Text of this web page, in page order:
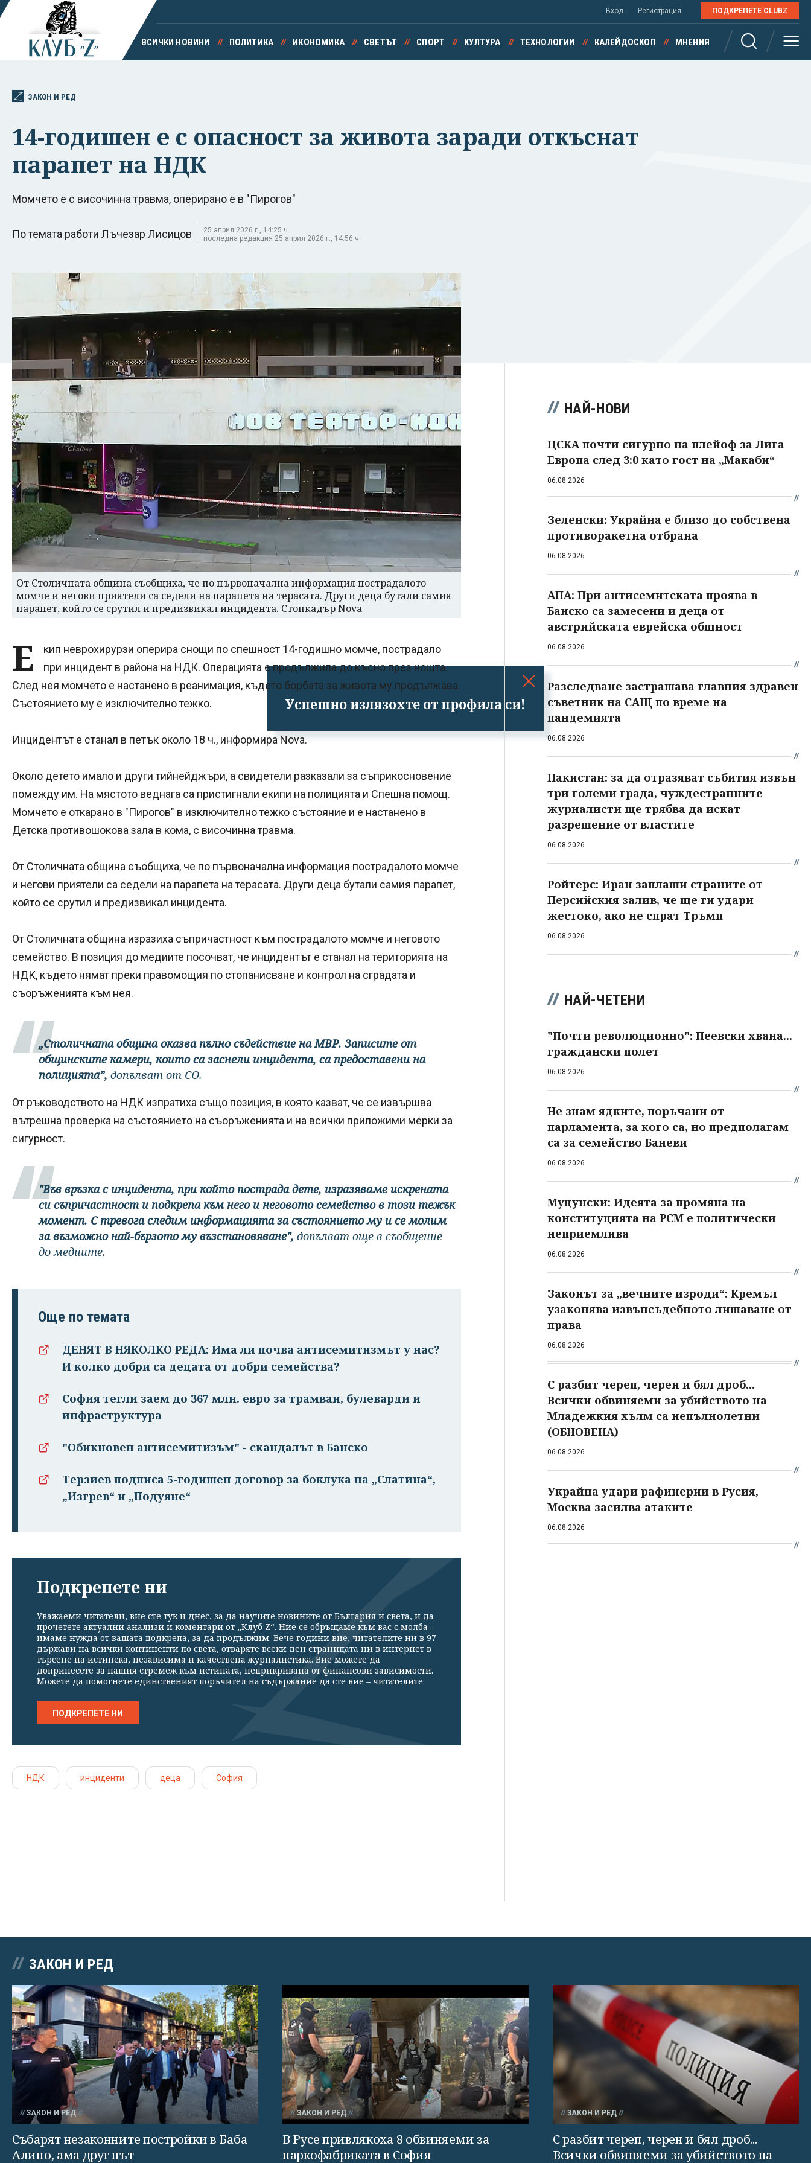
Успешно излязохте от профила си!
Вход Регистрация ПОДКРЕПЕТЕ CLUBZ
ВСИЧКИ НОВИНИ ПОЛИТИКА ИКОНОМИКА СВЕТЪТ СПОРТ КУЛТУРА ТЕХНОЛОГИИ КАЛЕЙДОСКОП МНЕНИЯ
ЗАКОН И РЕД
14-годишен е с опасност за живота заради откъснат
парапет на НДК
Момчето е с височинна травма, оперирано е в "Пирогов"
По темата работи Лъчезар Лисицов
25 април 2026 г., 14:25 ч.
последна редакция 25 април 2026 г., 14:56 ч.
От Столичната община съобщиха, че по първоначална информация пострадалото
момче и негови приятели са седели на парапета на терасата. Други деца бутали самия
парапет, който се срутил и предизвикал инцидента. Стопкадър Nova
Е
кип неврохирурзи оперира снощи по спешност 14-годишно момче, пострадало
при инцидент в района на НДК. Операцията e продължила до късно през нощта.
След нея момчето е настанено в реанимация, където борбата за живота му продължава.
Състоянието му е изключително тежко.
Инцидентът е станал в петък около 18 ч., информира Nova.
Около детето имало и други тийнейджъри, а свидетели разказали за съприкосновение
помежду им. На мястото веднага са пристигнали екипи на полицията и Спешна помощ.
Момчето е откарано в "Пирогов" в изключително тежко състояние и е настанено в
Детска противошокова зала в кома, с височинна травма.
От Столичната община съобщиха, че по първоначална информация пострадалото момче
и негови приятели са седели на парапета на терасата. Други деца бутали самия парапет,
който се срутил и предизвикал инцидента.
От Столичната община изразиха съпричастност към пострадалото момче и неговото
семейство. В позиция до медиите посочват, че инцидентът е станал на територията на
НДК, където нямат преки правомощия по стопанисване и контрол на сградата и
съоръженията към нея.
„Столичната община оказва пълно съдействие на МВР. Записите от
общинските камери, които са заснели инцидента, са предоставени на
полицията”, допълват от СО.
От ръководството на НДК изпратиха също позиция, в която казват, че се извършва
вътрешна проверка на състоянието на съоръженията и на всички приложими мерки за
сигурност.
"Във връзка с инцидента, при който пострада дете, изразяваме искрената
си съпричастност и подкрепа към него и неговото семейство в този тежък
момент. С тревога следим информацията за състоянието му и се молим
за възможно най-бързото му възстановяване", допълват още в съобщение
до медиите.
Още по темата
ДЕНЯТ В НЯКОЛКО РЕДА: Има ли почва антисемитизмът у нас?
И колко добри са децата от добри семейства?
София тегли заем до 367 млн. евро за трамваи, булеварди и
инфраструктура
"Обикновен антисемитизъм" - скандалът в Банско
Терзиев подписа 5-годишен договор за боклука на „Слатина“,
„Изгрев“ и „Подуяне“
Подкрепете ни
Уважаеми читатели, вие сте тук и днес, за да научите новините от България и света, и да
прочетете актуални анализи и коментари от „Клуб Z“. Ние се обръщаме към вас с молба –
имаме нужда от вашата подкрепа, за да продължим. Вече години вие, читателите ни в 97
държави на всички континенти по света, отваряте всеки ден страницата ни в интернет в
търсене на истинска, независима и качествена журналистика. Вие можете да
допринесете за нашия стремеж към истината, неприкривана от финансови зависимости.
Можете да помогнете единственият поръчител на съдържание да сте вие – читателите.
ПОДКРЕПЕТЕ НИ
НДК инциденти деца София
НАЙ-НОВИ
ЦСКА почти сигурно на плейоф за Лига
Европа след 3:0 като гост на „Макаби“
06.08.2026
Зеленски: Украйна е близо до собствена
противоракетна отбрана
06.08.2026
АПА: При антисемитската проява в
Банско са замесени и деца от
австрийската еврейска общност
06.08.2026
Разследване застрашава главния здравен
съветник на САЩ по време на
пандемията
06.08.2026
Пакистан: за да отразяват събития извън
три големи града, чуждестранните
журналисти ще трябва да искат
разрешение от властите
06.08.2026
Ройтерс: Иран заплаши страните от
Персийския залив, че ще ги удари
жестоко, ако не спрат Тръмп
06.08.2026
НАЙ-ЧЕТЕНИ
"Почти революционно": Пеевски хвана...
граждански полет
06.08.2026
Не знам ядките, поръчани от
парламента, за кого са, но предполагам
са за семейство Баневи
06.08.2026
Муцунски: Идеята за промяна на
конституцията на РСМ е политически
неприемлива
06.08.2026
Законът за „вечните изроди“: Кремъл
узаконява извънсъдебното лишаване от
права
06.08.2026
С разбит череп, черен и бял дроб...
Всички обвиняеми за убийството на
Младежкия хълм са непълнолетни
(ОБНОВЕНА)
06.08.2026
Украйна удари рафинерии в Русия,
Москва засилва атаките
06.08.2026
ЗАКОН И РЕД
ЗАКОН И РЕД
Събарят незаконните постройки в Баба
Алино, ама друг път
ЗАКОН И РЕД
В Русе привлякоха 8 обвиняеми за
наркофабриката в София
ЗАКОН И РЕД
С разбит череп, черен и бял дроб...
Всички обвиняеми за убийството на